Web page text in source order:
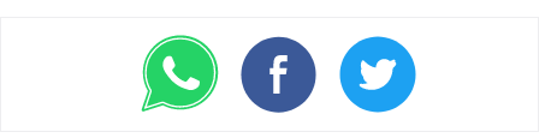
páncreas, dejando atrás una
impresionante filmografía,